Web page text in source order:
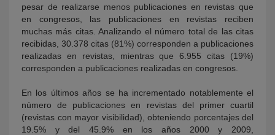
pesar de realizarse menos publicaciones en revistas que
en congresos, las publicaciones en revistas reciben
muchas más citas. Analizando el número total de las citas
recibidas, 30.378 citas (81%) corresponden a publicaciones
realizadas en revistas, mientras que 6.955 citas (19%)
corresponden a publicaciones realizadas en congresos.
En los últimos años se ha incrementado notablemente el
número de publicaciones en revistas del primer cuartil
(revistas con mayor visibilidad), obteniendo porcentajes del
19.5% y del 45.9% en los años 2000 y 2009,